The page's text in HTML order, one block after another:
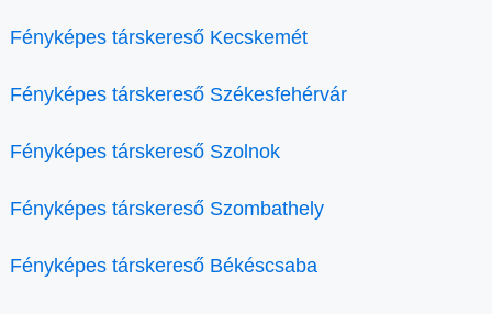
Fényképes társkereső Kecskemét
Fényképes társkereső Székesfehérvár
Fényképes társkereső Szolnok
Fényképes társkereső Szombathely
Fényképes társkereső Békéscsaba